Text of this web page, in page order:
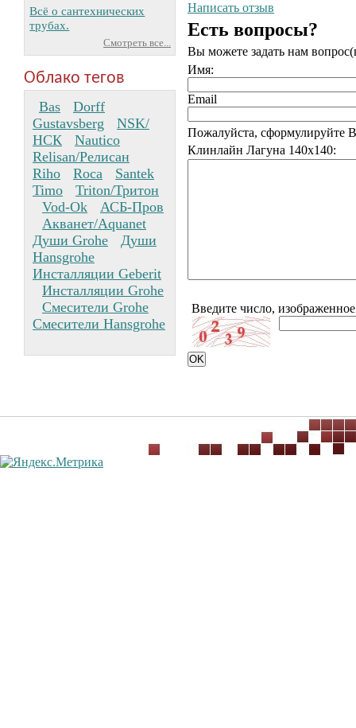
Всё о сантехнических
трубах.
Смотреть все...
Облако тегов
Bas
Dorff
Gustavsberg
NSK/
НСК
Nautico
Relisan/Релисан
Riho
Roca
Santek
Timo
Triton/Тритон
Vod-Ok
АСБ-Пров
Акванет/Aquanet
Души Grohe
Души
Hansgrohe
Инсталляции Geberit
Инсталляции Grohe
Смесители Grohe
Смесители Hansgrohe
Написать отзыв
Есть вопросы?
Вы можете задать нам
Имя:
Email
Пожалуйста, сформулируйте
Клинлайн Лагуна 140х140:
Введите число,